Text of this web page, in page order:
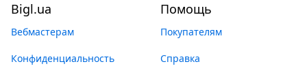
Bigl.ua
Вебмастерам
Конфиденциальность
Помощь
Покупателям
Справка